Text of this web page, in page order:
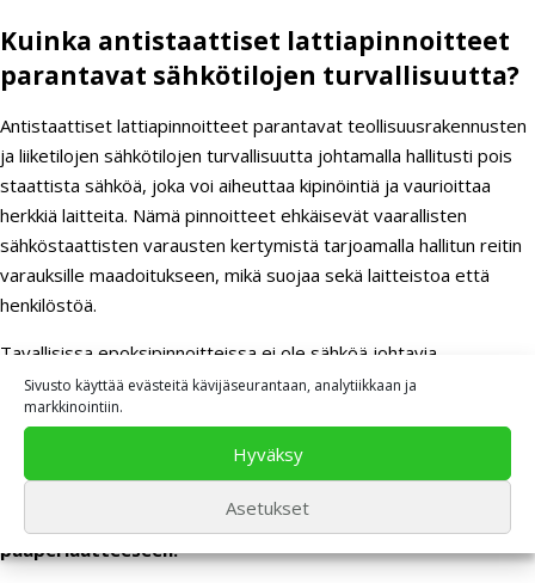
Sivusto käyttää evästeitä kävijäseurantaan, analytiikkaan ja
markkinointiin.
Hyväksy
Asetukset
Kuinka antistaattiset lattiapinnoitteet
parantavat sähkötilojen turvallisuutta?
Antistaattiset lattiapinnoitteet parantavat teollisuusrakennusten
ja liiketilojen sähkötilojen turvallisuutta johtamalla hallitusti pois
staattista sähköä, joka voi aiheuttaa kipinöintiä ja vaurioittaa
herkkiä laitteita. Nämä pinnoitteet ehkäisevät vaarallisten
sähköstaattisten varausten kertymistä tarjoamalla hallitun reitin
varauksille maadoitukseen, mikä suojaa sekä laitteistoa että
henkilöstöä.
Tavallisissa epoksipinnoitteissa ei ole sähköä johtavia
ominaisuuksia, mikä voi johtaa staattisen sähkön kertymiseen.
Antistaattiset epoksipinnoitteet sen sijaan sisältävät
tekevät pinnoitteesta sähköä johtavan tai dissipatiivisen.
Antistaattisten pinnoitteiden toiminta perustuu kolmeen
pääperiaatteeseen: